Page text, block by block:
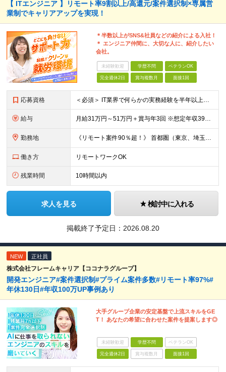
【 ITエンジニア 】リモート率9割以上/高還元/案件選択制×専属営
業制でキャリアアップを実現！
＊半数以上がSNS&社員などの紹介による入社！
＊ エンジニア仲間に、大切な人に、紹介したい
会社。
未経験歓迎 学歴不問 ベテランOK
完全週休2日 賞与複数月 面接1回
応募資格 ＜必須＞ IT業界で何らかの実務経験を半年以上お持ちの方（使用言語不問） ＜こんなご希望があれば、ぜひ当社にご相談ください＞ ◎ スキルや成果にしっかり見合った給与を受け取りたい ◎ 残業を
給与 月給31万円～51万円＋賞与年3回 ※想定年収394万円～1,032万円 ★年間300万円の賞与実績あり ★平均昇給額3万円 ★エンジニアへの還元率75％（実質78.9%） ※経験・能力を考慮し
勤務地 《リモート案件90％超！》 首都圏（東京、埼玉、千葉、神奈川）、大阪、名古屋、福岡のプロジェクト先やリモートでの勤務となります。 ※面接から入社まで全てオンラインで完結できます！ ※帰社日自
働き方 リモートワークOK
残業時間 10時間以内
求人を見る 検討中に入れる
掲載終了予定日： 2026.08.20
NEW 正社員
株式会社フレームキャリア【ココナラグループ】
開発エンジニア#案件選択制#プライム案件多数#リモート率97%#
年休130日#年収100万UP事例あり
大手グループ企業の安定基盤で上流スキルをGE
T！ あなたの希望に合わせた案件を提案します◎
未経験歓迎 学歴不問 ベテランOK
完全週休2日 賞与複数月 面接1回